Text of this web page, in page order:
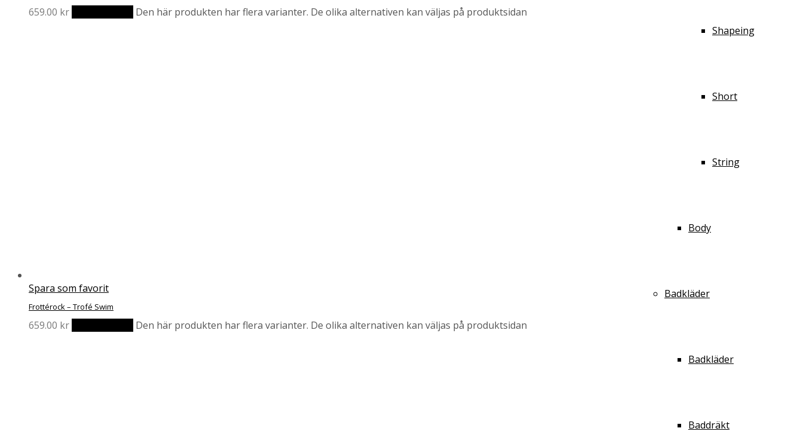
Shapeing
Short
String
Body
Badkläder
Badkläder
Baddräkt
659.00 kr Den här produkten har flera varianter. De olika alternativen kan väljas på produktsidan
Spara som favorit
Frottérock – Trofé Swim
659.00 kr Den här produkten har flera varianter. De olika alternativen kan väljas på produktsidan